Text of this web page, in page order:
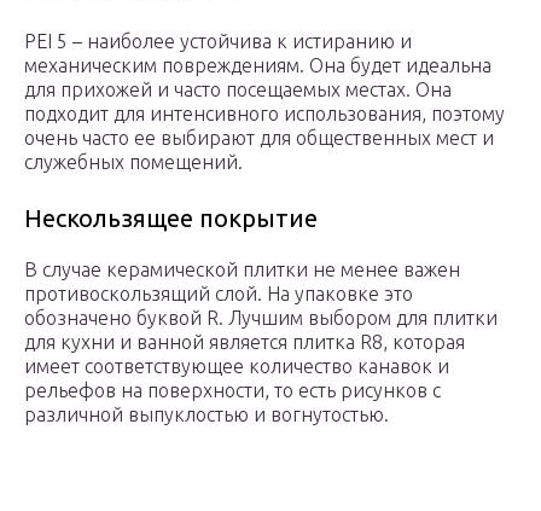
PEI 5 – наиболее устойчива к истиранию и
механическим повреждениям. Она будет идеальна
для прихожей и часто посещаемых местах. Она
подходит для интенсивного использования, поэтому
очень часто ее выбирают для общественных мест и
служебных помещений.
Нескользящее покрытие
В случае керамической плитки не менее важен
противоскользящий слой. На упаковке это
обозначено буквой R. Лучшим выбором для плитки
для кухни и ванной является плитка R8, которая
имеет соответствующее количество канавок и
рельефов на поверхности, то есть рисунков с
различной выпуклостью и вогнутостью.